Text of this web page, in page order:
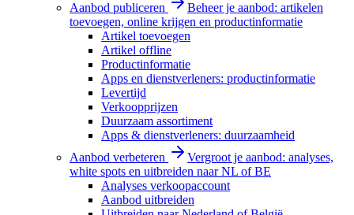
Aanbod publiceren
Beheer je aanbod: artikelen
toevoegen, online krijgen en productinformatie
Artikel toevoegen
Artikel offline
Productinformatie
Apps en dienstverleners: productinformatie
Levertijd
Verkoopprijzen
Duurzaam assortiment
Apps & dienstverleners: duurzaamheid
Aanbod verbeteren
Vergroot je aanbod: analyses,
white spots en uitbreiden naar NL of BE
Analyses verkoopaccount
Aanbod uitbreiden